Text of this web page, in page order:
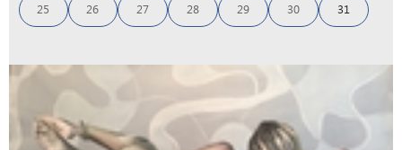
25 26 27 28 29 30 31